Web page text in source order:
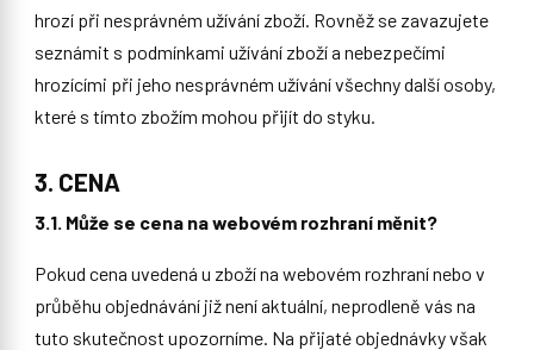
hrozí při nesprávném užívání zboží. Rovněž se zavazujete
seznámit s podmínkami užívání zboží a nebezpečími
hrozícími při jeho nesprávném užívání všechny další osoby,
které s tímto zbožím mohou přijít do styku.
3. CENA
3.1. Může se cena na webovém rozhraní měnit?
Pokud cena uvedená u zboží na webovém rozhraní nebo v
průběhu objednávání již není aktuální, neprodleně vás na
tuto skutečnost upozorníme. Na přijaté objednávky však